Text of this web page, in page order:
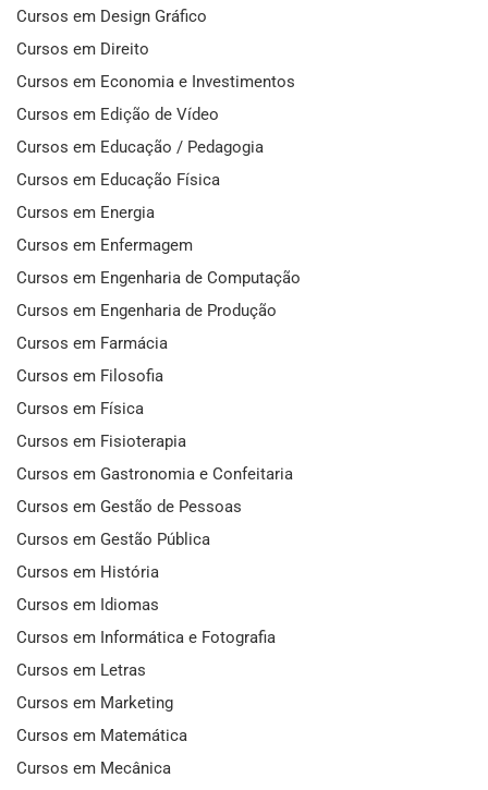
Cursos em Design Gráfico
Cursos em Direito
Cursos em Economia e Investimentos
Cursos em Edição de Vídeo
Cursos em Educação / Pedagogia
Cursos em Educação Física
Cursos em Energia
Cursos em Enfermagem
Cursos em Engenharia de Computação
Cursos em Engenharia de Produção
Cursos em Farmácia
Cursos em Filosofia
Cursos em Física
Cursos em Fisioterapia
Cursos em Gastronomia e Confeitaria
Cursos em Gestão de Pessoas
Cursos em Gestão Pública
Cursos em História
Cursos em Idiomas
Cursos em Informática e Fotografia
Cursos em Letras
Cursos em Marketing
Cursos em Matemática
Cursos em Mecânica